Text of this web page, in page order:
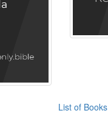
List of Books